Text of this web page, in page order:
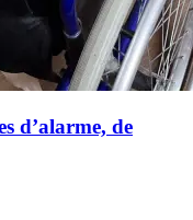
d’alarme, de